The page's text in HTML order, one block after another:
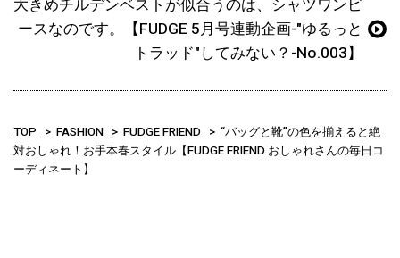
大きめチルデンベストが似合うのは、シャツワンピ
ースなのです。【FUDGE 5月号連動企画-"ゆるっと
トラッド"してみない？-No.003】
TOP FASHION FUDGE FRIEND
“バッグと靴”の色を揃えると絶
対おしゃれ！お手本春スタイル【FUDGE FRIEND おしゃれさんの毎日コ
ーディネート】